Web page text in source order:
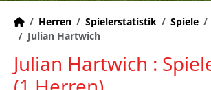
Herren Spielerstatistik Spiele
Julian Hartwich
Julian Hartwich :